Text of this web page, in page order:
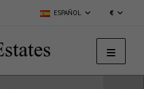
ESPAÑOL €